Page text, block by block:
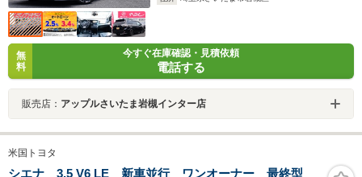
無
料
今すぐ在庫確認・見積依頼
電話する
販売店： アップルさいたま岩槻インター店
米国トヨタ
シエナ 3.5 V6 LE 新車並行 ワンオーナー 最終型